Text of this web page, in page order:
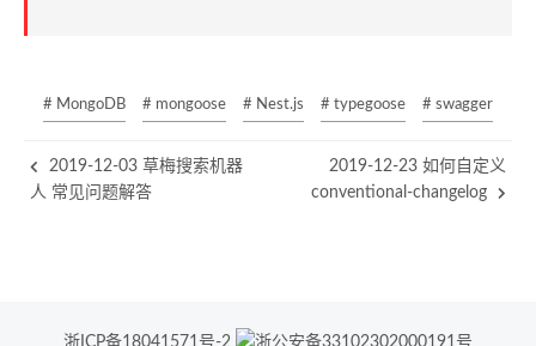
# MongoDB # mongoose # Nest.js # typegoose # swagger
2019-12-03 草梅搜索机器
人 常见问题解答
2019-12-23 如何自定义
conventional-changelog
浙ICP备18041571号-2 浙公安备33102302000191号